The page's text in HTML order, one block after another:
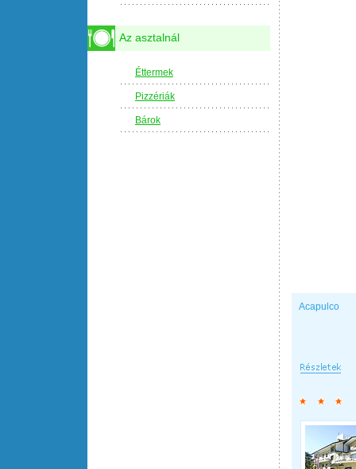
Acapulco
Az asztalnál
Éttermek
Pizzériák
Bárok